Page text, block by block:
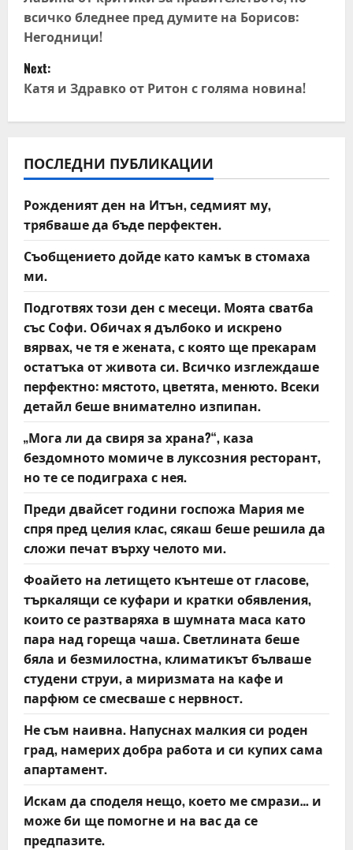
s
t
n
v
i
g
a
t
i
o
n
всичко бледнее пред думите на Борисов:
Негодници!
Next:
Катя и Здравко от Ритон с голяма новина!
ПОСЛЕДНИ ПУБЛИКАЦИИ
Рожденият ден на Итън, седмият му,
трябваше да бъде перфектен.
Съобщението дойде като камък в стомаха
ми.
Подготвях този ден с месеци. Моята сватба
със Софи. Обичах я дълбоко и искрено
вярвах, че тя е жената, с която ще прекарам
остатъка от живота си. Всичко изглеждаше
перфектно: мястото, цветята, менюто. Всеки
детайл беше внимателно изпипан.
„Мога ли да свиря за храна?“, каза
бездомното момиче в луксозния ресторант,
но те се подиграха с нея.
Преди двайсет години госпожа Мария ме
спря пред целия клас, сякаш беше решила да
сложи печат върху челото ми.
Фоайето на летището кънтеше от гласове,
търкалящи се куфари и кратки обявления,
които се разтваряха в шумната маса като
пара над гореща чаша. Светлината беше
бяла и безмилостна, климатикът бълваше
студени струи, а миризмата на кафе и
парфюм се смесваше с нервност.
Не съм наивна. Напуснах малкия си роден
град, намерих добра работа и си купих сама
апартамент.
Искам да споделя нещо, което ме смрази… и
може би ще помогне и на вас да се
предпазите.